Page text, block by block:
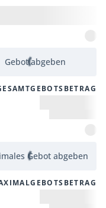
Gebot abgeben
Gebot abgeben